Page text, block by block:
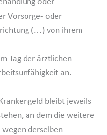
oder
Vorsorge- oder
(…) von ihrem
Tag der ärztlichen
an.
bleibt jeweils
an dem die weitere
derselben